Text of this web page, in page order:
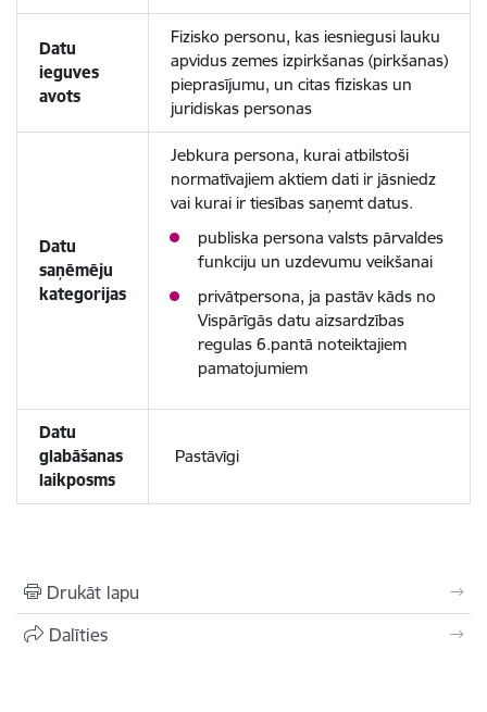
Datu
ieguves
avots
Fizisko personu, kas iesniegusi lauku
apvidus zemes izpirkšanas (pirkšanas)
pieprasījumu, un citas fiziskas un
juridiskas personas
Datu
saņēmēju
kategorijas
Jebkura persona, kurai atbilstoši
normatīvajiem aktiem dati ir jāsniedz
vai kurai ir tiesības saņemt datus.
publiska persona valsts pārvaldes
funkciju un uzdevumu veikšanai
privātpersona, ja pastāv kāds no
Vispārīgās datu aizsardzības
regulas 6.pantā noteiktajiem
pamatojumiem
Datu
glabāšanas
laikposms
Pastāvīgi
Drukāt lapu
Dalīties